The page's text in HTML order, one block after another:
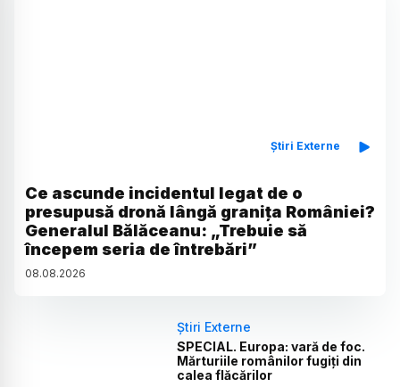
Știri Externe
Ce ascunde incidentul legat de o
presupusă dronă lângă granița României?
Generalul Bălăceanu: „Trebuie să
începem seria de întrebări”
08.08.2026
Știri Externe
SPECIAL. Europa: vară de foc.
Mărturiile românilor fugiți din
calea flăcărilor